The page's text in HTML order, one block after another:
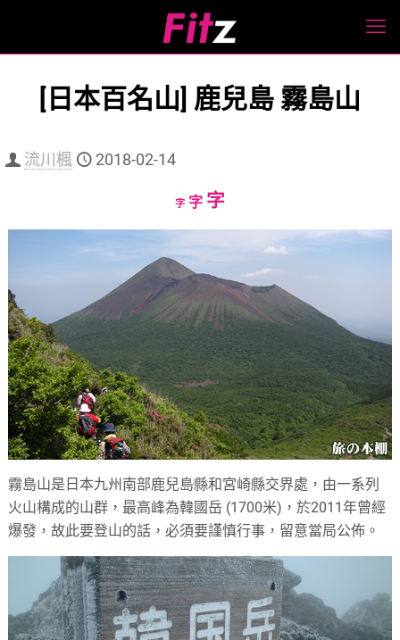
[日本百名山] 鹿兒島 霧島山
流川楓 2018-02-14
字Decrease
size.
字Reset
size.
字Increase
size.
霧島山是日本九州南部鹿兒島縣和宮崎縣交界處，由一系列
火山構成的山群，最高峰為韓國岳 (1700米)，於2011年曾經
爆發，故此要登山的話，必須要謹慎行事，留意當局公佈。